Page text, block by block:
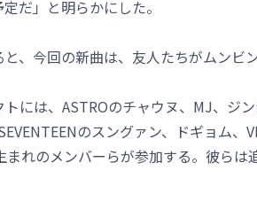
だ」と明らかにした。
、今回の新曲は、友人たちがムンビ
には、ASTROのチャウヌ、MJ、ジ
のスングァン、ドギョム、
まれのメンバーらが参加する。彼らは